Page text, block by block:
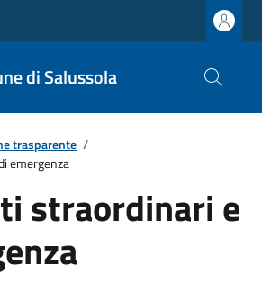
di Salussola
trasparente /
emergenza
straordinari e